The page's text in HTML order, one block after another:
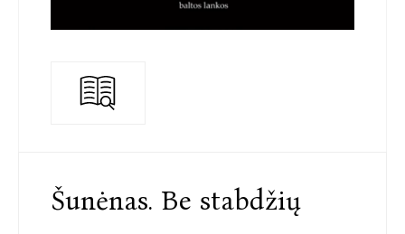
Šunėnas. Be stabdžių